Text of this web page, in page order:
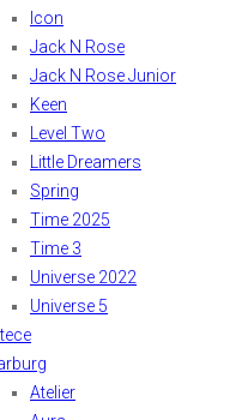
Icon
Jack N Rose
Jack N Rose Junior
Keen
Level Two
Little Dreamers
Spring
Time 2025
Time 3
Universe 2022
Universe 5
Atelier